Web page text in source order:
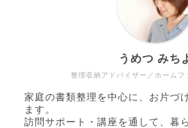
整理収納アドバイザー／ホーム
うめつ みち
家庭の書類整理を中心に、お片づ
ます。
訪問サポート・講座を通して、暮